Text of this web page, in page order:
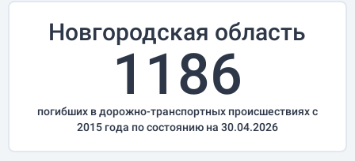
Новгородская область
1186
погибших в дорожно-транспортных происшествиях с
2015 года по состоянию на 30.04.2026